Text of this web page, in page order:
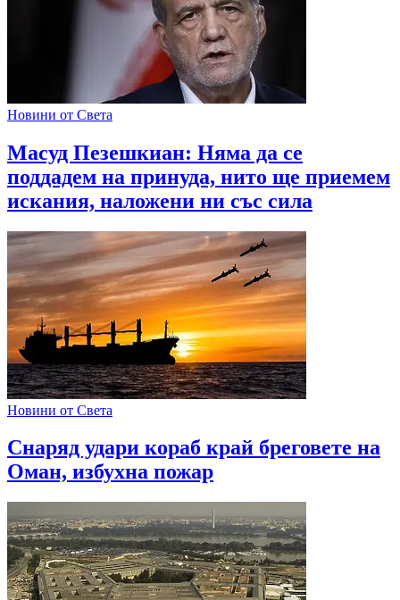
Новини от Света
Масуд Пезешкиан: Няма да се
поддадем на принуда, нито ще приемем
искания, наложени ни със сила
Новини от Света
Снаряд удари кораб край бреговете на
Оман, избухна пожар